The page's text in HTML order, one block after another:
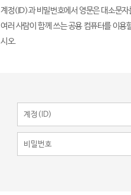
계정(ID)과 비밀번호에서 영문은 대소문
여러 사람이 함께 쓰는 공용 컴퓨터를 이
시오.